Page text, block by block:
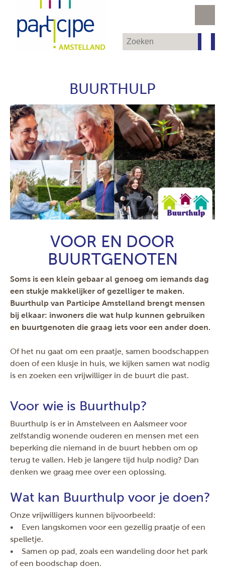
BUURTHULP
VOOR EN DOOR
BUURTGENOTEN
Soms is een klein gebaar al genoeg om iemands dag
een stukje makkelijker of gezelliger te maken.
Buurthulp van Participe Amstelland brengt mensen
bij elkaar: inwoners die wat hulp kunnen gebruiken
en buurtgenoten die graag iets voor een ander doen.
Of het nu gaat om een praatje, samen boodschappen
doen of een klusje in huis, we kijken samen wat nodig
is en zoeken een vrijwilliger in de buurt die past.
Voor wie is Buurthulp?
Buurthulp is er in Amstelveen en Aalsmeer voor
zelfstandig wonende ouderen en mensen met een
beperking die niemand in de buurt hebben om op
terug te vallen. Heb je langere tijd hulp nodig? Dan
denken we graag mee over een oplossing.
Wat kan Buurthulp voor je doen?
Onze vrijwilligers kunnen bijvoorbeeld:
• Even langskomen voor een gezellig praatje of een
spelletje.
• Samen op pad, zoals een wandeling door het park
of een boodschap doen.